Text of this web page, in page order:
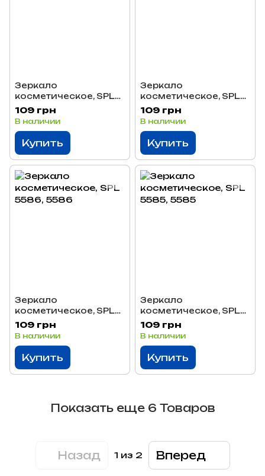
Зеркало
косметическое, SPL
5588
109 грн
В наличии
Купить
Зеркало
косметическое, SPL
5587
109 грн
В наличии
Купить
Зеркало
косметическое, SPL
5586
109 грн
В наличии
Купить
Зеркало
косметическое, SPL
5585
109 грн
В наличии
Купить
Показать еще 6 Товаров
Назад 1 из 2 Вперед